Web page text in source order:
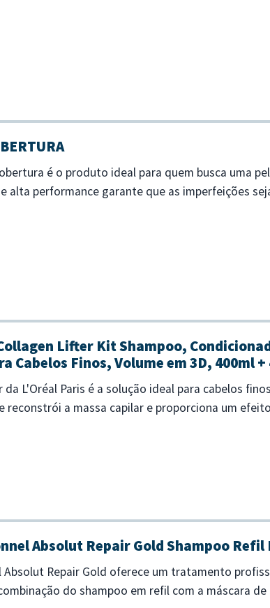
é o produto ideal para quem busca uma
alta performance garante que as imperfeições
Lifter Kit Shampoo,
Cabelos Finos, Volume em 3D, 400ml +
da L'Oréal Paris é a solução ideal para cabelos
reconstrói a massa capilar e proporciona um
Absolut Repair Gold Shampoo Refil
Absolut Repair Gold oferece um tratamento
do shampoo em refil com a máscara